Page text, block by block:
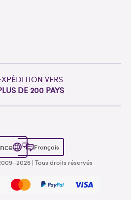
VERS
DE 200 PAYS
Français
| Tous droits réservés